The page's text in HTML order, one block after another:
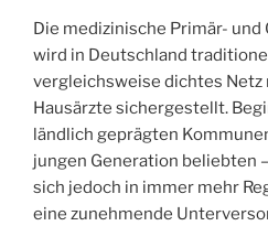
Die medizinische Primär-
wird in Deutschland
vergleichsweise dichtes
Hausärzte sichergestellt.
ländlich geprägten
jungen Generation beliebten
sich jedoch in immer mehr
eine zunehmende